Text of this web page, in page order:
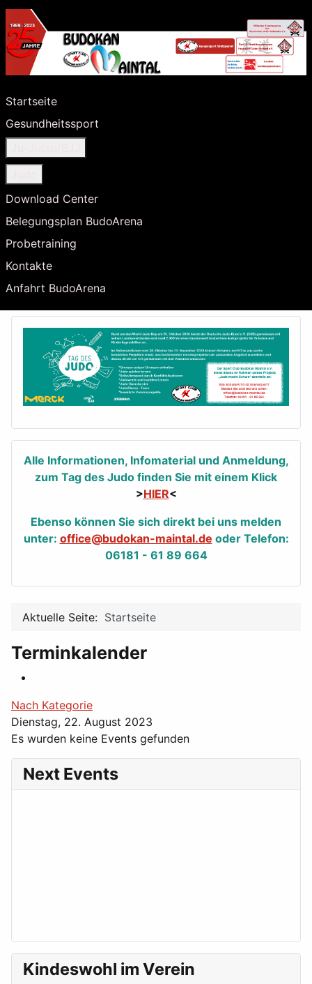
Startseite
Gesundheitssport
Download Center
Belegungsplan BudoArena
Probetraining
Kontakte
Anfahrt BudoArena
Alle Informationen, Infomaterial und Anmeldung,
zum Tag des Judo finden Sie mit einem Klick
>HIER<
Ebenso können Sie sich direkt bei uns melden
unter: office@budokan-maintal.de oder Telefon:
06181 - 61 89 664
Aktuelle Seite: Startseite
Terminkalender
Nach Kategorie
Dienstag, 22. August 2023
Es wurden keine Events gefunden
Next Events
Kindeswohl im Verein